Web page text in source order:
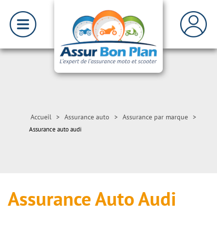
Accueil > Assurance auto > Assurance par marque >
Assurance auto audi
Assurance Auto Audi